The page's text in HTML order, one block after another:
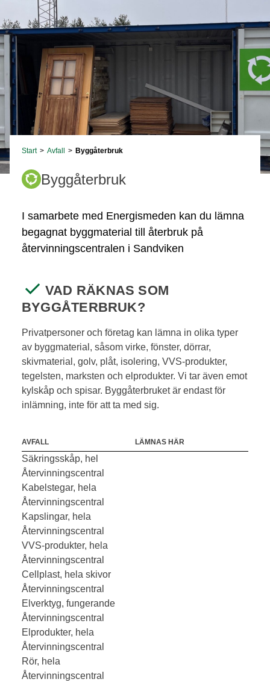
Start > Avfall > Byggåterbruk
Byggåterbruk
I samarbete med Energismeden kan du lämna
begagnat byggmaterial till återbruk på
återvinningscentralen i Sandviken
VAD RÄKNAS SOM
BYGGÅTERBRUK?
Privatpersoner och företag kan lämna in olika typer
av byggmaterial, såsom virke, fönster, dörrar,
skivmaterial, golv, plåt, isolering, VVS-produkter,
tegelsten, marksten och elprodukter. Vi tar även emot
kylskåp och spisar. Byggåterbruket är endast för
inlämning, inte för att ta med sig.
AVFALL LÄMNAS HÄR
Säkringsskåp, hel
Återvinningscentral
Kabelstegar, hela
Återvinningscentral
Kapslingar, hela
Återvinningscentral
VVS-produkter, hela
Återvinningscentral
Cellplast, hela skivor
Återvinningscentral
Elverktyg, fungerande
Återvinningscentral
Elprodukter, hela
Återvinningscentral
Rör, hela
Återvinningscentral